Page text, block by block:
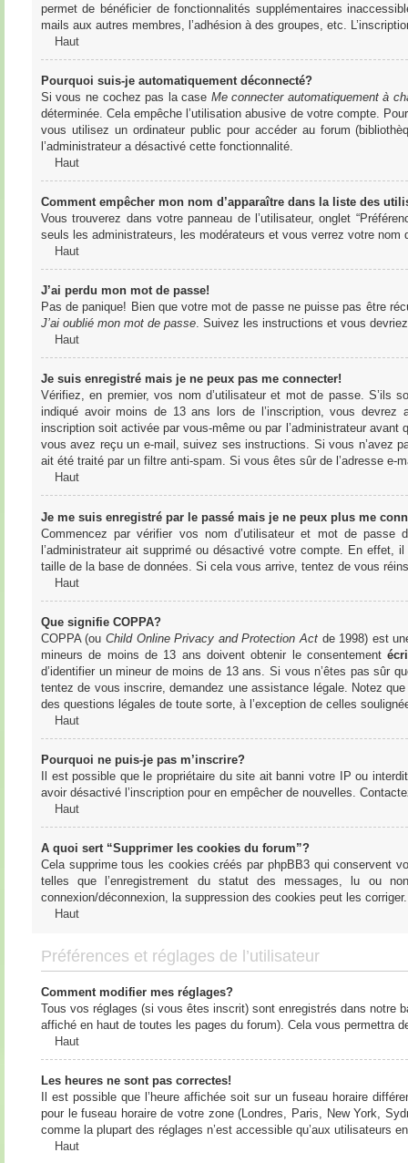
permet de bénéficier de fonctionnalités supplémentaires
mails aux autres membres, l’adhésion à des groupes, etc.
Haut
Pourquoi suis-je automatiquement déconnecté?
Si vous ne cochez pas la case Me connecter automatiquement à
déterminée. Cela empêche l’utilisation abusive de votre compte.
vous utilisez un ordinateur public pour accéder au forum
l’administrateur a désactivé cette fonctionnalité.
Haut
Comment empêcher mon nom d’apparaître dans la liste des
Vous trouverez dans votre panneau de l’utilisateur, onglet
seuls les administrateurs, les modérateurs et vous verrez votre
Haut
J’ai perdu mon mot de passe!
Pas de panique! Bien que votre mot de passe ne puisse pas être
J’ai oublié mon mot de passe. Suivez les instructions et vous
Haut
Je suis enregistré mais je ne peux pas me connecter!
Vérifiez, en premier, vos nom d’utilisateur et mot de passe.
indiqué avoir moins de 13 ans lors de l’inscription, vous
inscription soit activée par vous-même ou par l’administrateur
vous avez reçu un e-mail, suivez ses instructions. Si vous n’avez
ait été traité par un filtre anti-spam. Si vous êtes sûr de l’adresse e-
Haut
Je me suis enregistré par le passé mais je ne peux plus me
Commencez par vérifier vos nom d’utilisateur et mot de
l’administrateur ait supprimé ou désactivé votre compte. En effet,
taille de la base de données. Si cela vous arrive, tentez de vous
Haut
Que signifie COPPA?
COPPA (ouChild Online Privacy and Protection Act de 1998) est
mineurs de moins de 13 ans doivent obtenir le consentement
d’identifier un mineur de moins de 13 ans. Si vous n’êtes pas sûr
tentez de vous inscrire, demandez une assistance légale. Notez
des questions légales de toute sorte, à l’exception de celles
Haut
Pourquoi ne puis-je pas m’inscrire?
Il est possible que le propriétaire du site ait banni votre IP ou
avoir désactivé l’inscription pour en empêcher de nouvelles.
Haut
A quoi sert “Supprimer les cookies du forum”?
Cela supprime tous les cookies créés par phpBB3 qui conservent
telles que l’enregistrement du statut des messages, lu ou
connexion/déconnexion, la suppression des cookies peut les corriger.
Haut
Préférences et réglages de l’utilisateur
Comment modifier mes réglages?
Tous vos réglages (si vous êtes inscrit) sont enregistrés dans notre
affiché en haut de toutes les pages du forum). Cela vous permettra
Haut
Les heures ne sont pas correctes!
Il est possible que l’heure affichée soit sur un fuseau horaire
pour le fuseau horaire de votre zone (Londres, Paris, New York,
comme la plupart des réglages n’est accessible qu’aux utilisateurs
Haut